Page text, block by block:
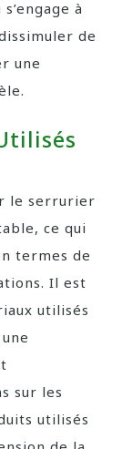
à
de
une
le serrurier
ce qui
termes de
Il est
utilisés
sur les
utilisés